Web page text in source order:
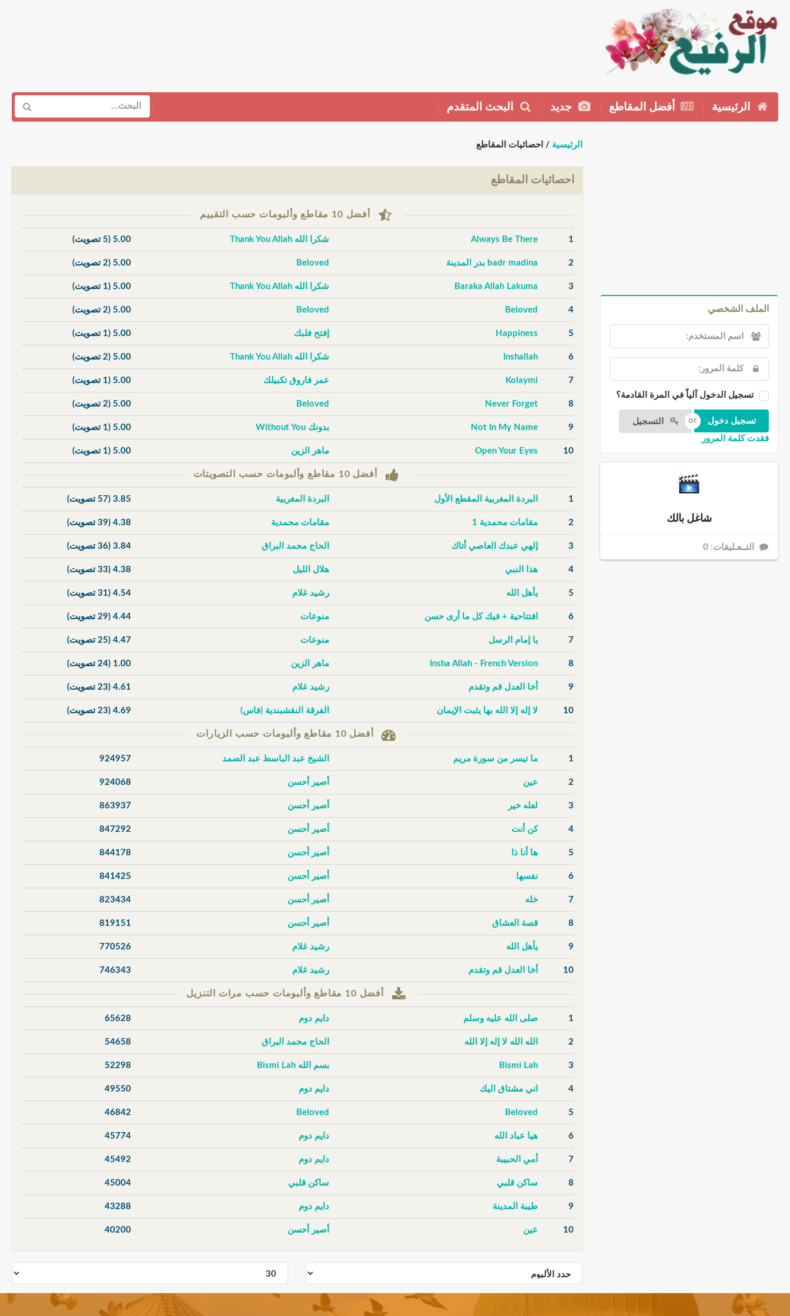
الرئيسية أفضل المقاطع جديد البحث المتقدم
الملف الشخصي
تسجيل الدخول آلياً في المرة القادمة؟
التسجيل
فقدت كلمة المرور
شاغل بالك
التــعـليقات: 0
الرئيسية / احصائيات المقاطع
احصائيات المقاطع
أفضل 10 مقاطع وألبومات حسب التقييم
1
Always Be There شكرا الله Thank You Allah 5.00 (5 تصويت)
2 badr madina بدر المدينة Beloved
5.00 (2 تصويت)
3
Baraka Allah Lakuma شكرا الله Thank You Allah 5.00 (1 تصويت)
4
Beloved
Beloved
5.00 (2 تصويت)
5
Happiness إفتح فلبك 5.00 (1 تصويت)
6
Inshallah شكرا الله Thank You Allah 5.00 (2 تصويت)
7
Kolaymi عمر فاروق تكبيلك 5.00 (1 تصويت)
8
Never Forget
Beloved
5.00 (2 تصويت)
9
Not In My Name بدونك Without You 5.00 (1 تصويت)
10
Open Your Eyes ماهر الزين 5.00 (1 تصويت)
أفضل 10 مقاطع وألبومات حسب التصويتات
1 البردة المغربية المقطع الأول البردة المغربية 3.85 (57 تصويت)
2 مقامات محمدية 1 مقامات محمدية 4.38 (39 تصويت)
3 إلهي عبدك العاصي أتاك الحاج محمد البراق 3.84 (36 تصويت)
4 هذا النبي هلال الليل 4.38 (33 تصويت)
5 يأهل الله رشيد غلام 4.54 (31 تصويت)
6 افتتاحية + فيك كل ما أرى حسن منوعات 4.44 (29 تصويت)
7 يا إمام الرسل منوعات 4.47 (25 تصويت)
8
Insha Allah - French Version ماهر الزين 1.00 (24 تصويت)
9 أخا العدل قم وتقدم رشيد غلام 4.61 (23 تصويت)
10 لا إله إلا الله بها يثبت الإيمان الفرقة النقشبندية (فاس) 4.69 (23 تصويت)
أفضل 10 مقاطع وألبومات حسب الزيارات
1 ما تيسر من سورة مريم الشيخ عبد الباسط عبد الصمد 924957
2 عين أصير أحسن 924068
3 لعله خير أصير أحسن 863937
4 كن أنت أصير أحسن 847292
5 ها أنا ذا أصير أحسن 844178
6 نفسها أصير أحسن 841425
7 خله أصير أحسن 823434
8 قصة العشاق أصير أحسن 819151
9 يأهل الله رشيد غلام 770526
10 أخا العدل قم وتقدم رشيد غلام 746343
أفضل 10 مقاطع وألبومات حسب مرات التنزيل
1 صلى الله عليه وسلم دايم دوم 65628
2 الله الله لا إله إلا الله الحاج محمد البراق 54658
3
Bismi Lah بسم الله Bismi Lah 52298
4 اني مشتاق اليك دايم دوم 49550
5
Beloved
Beloved
46842
6 هيا عباد الله دايم دوم 45774
7 أمي الحبيبة دايم دوم 45492
8 ساكن قلبي ساكن قلبي 45004
9 طيبة المدينة دايم دوم 43288
10 عين أصير أحسن 40200